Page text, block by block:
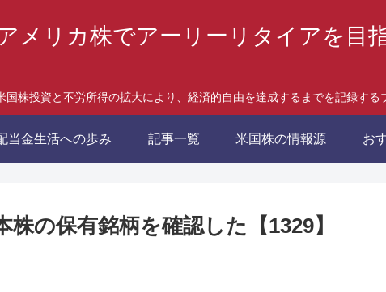
メリカ株でアーリーリタイアを目
国株投資と不労所得の拡大により、経済的自由を達成するまでを記録する
当金生活への歩み 記事一覧 米国株の情報源 お
の保有銘柄を確認した【1329】